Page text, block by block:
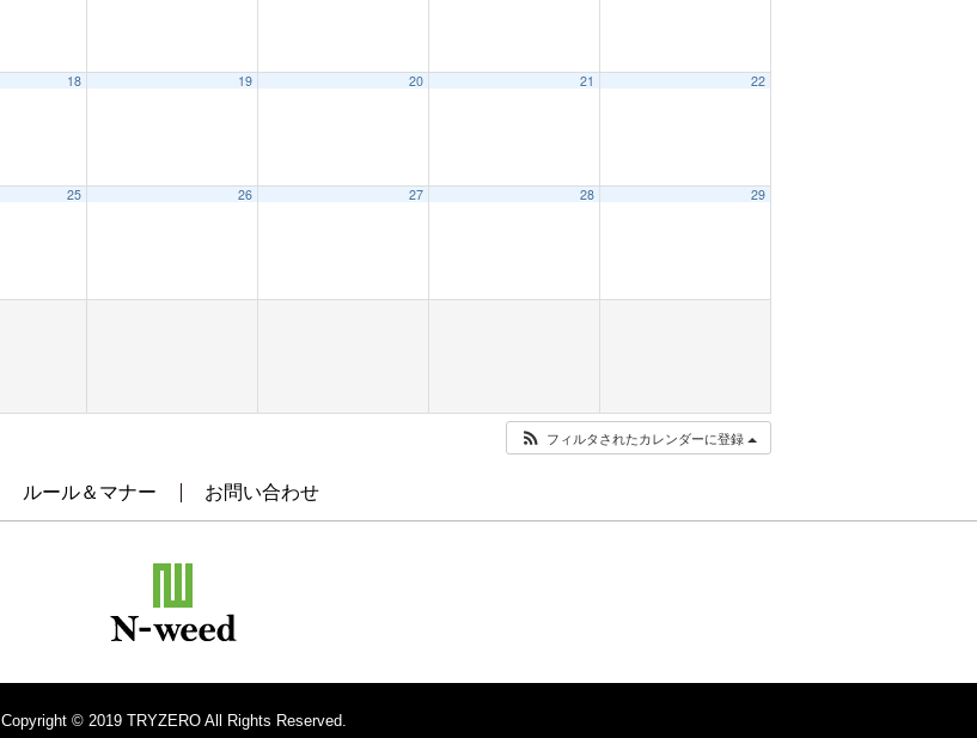
18 19 20 21 22
25 26 27 28 29
フィルタされたカレンダーに登録
ルール＆マナー お問い合わせ
Copyright © 2019 TRYZERO All Rights Reserved.